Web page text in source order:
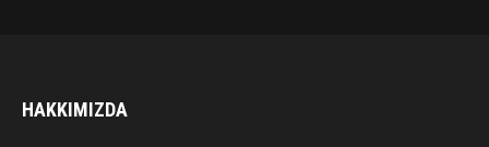
HAKKIMIZDA